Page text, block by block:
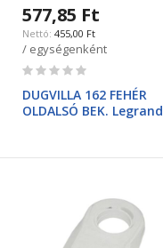
577,85 Ft
455,00 Ft
/ egységenként
Rating:
DUGVILLA 162 FEHÉR
OLDALSÓ BEK. Legrand